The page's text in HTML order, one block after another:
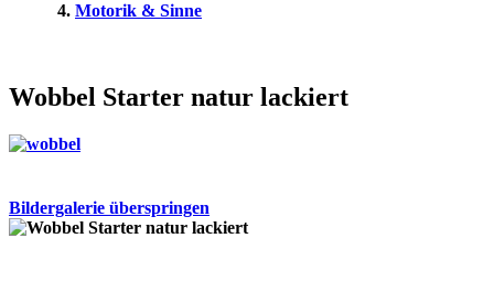
Motorik & Sinne
Wobbel Starter natur lackiert
Bildergalerie überspringen